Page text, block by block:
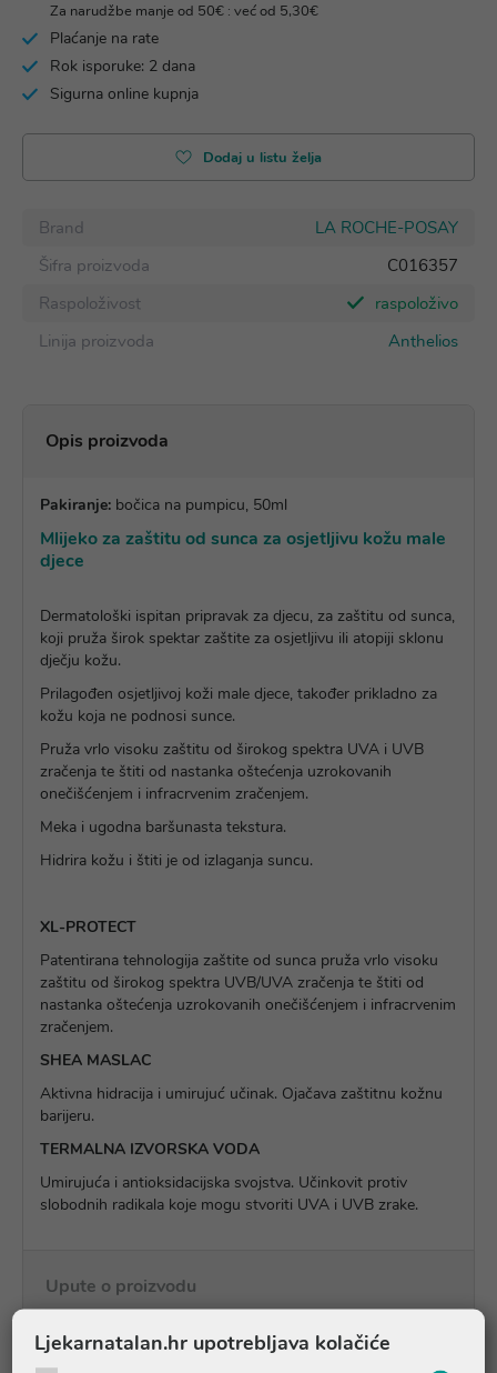
Za narudžbe manje od 50€ : već od 5,30€
Plaćanje na rate
Rok isporuke: 2 dana
Sigurna online kupnja
Dodaj u listu želja
Brand
LA ROCHE-POSAY
Šifra proizvoda
C016357
Raspoloživost
raspoloživo
Linija proizvoda
Anthelios
Opis proizvoda
Pakiranje: bočica na pumpicu, 50ml
Mlijeko za zaštitu od sunca za osjetljivu kožu male
djece
Dermatološki ispitan pripravak za djecu, za zaštitu od sunca,
koji pruža širok spektar zaštite za osjetljivu ili atopiji sklonu
dječju kožu.
Prilagođen osjetljivoj koži male djece, također prikladno za
kožu koja ne podnosi sunce.
Pruža vrlo visoku zaštitu od širokog spektra UVA i UVB
zračenja te štiti od nastanka oštećenja uzrokovanih
onečišćenjem i infracrvenim zračenjem.
Meka i ugodna baršunasta tekstura.
Hidrira kožu i štiti je od izlaganja suncu.
XL-PROTECT
Patentirana tehnologija zaštite od sunca pruža vrlo visoku
zaštitu od širokog spektra UVB/UVA zračenja te štiti od
nastanka oštećenja uzrokovanih onečišćenjem i infracrvenim
zračenjem.
SHEA MASLAC
Aktivna hidracija i umirujuć učinak. Ojačava zaštitnu kožnu
barijeru.
TERMALNA IZVORSKA VODA
Umirujuća i antioksidacijska svojstva. Učinkovit protiv
slobodnih radikala koje mogu stvoriti UVA i UVB zrake.
Upute o proizvodu
Pitanja i odgovori
Ljekarnatalan.hr upotrebljava kolačiće